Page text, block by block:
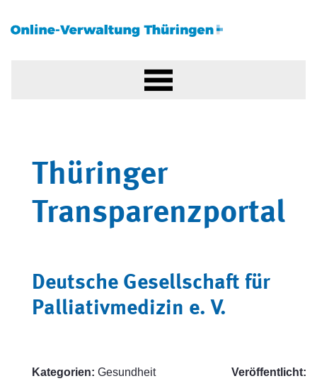
Thüringer
Transparenzportal
Deutsche Gesellschaft für
Palliativmedizin e. V.
Kategorien: Gesundheit
Veröffentlicht: